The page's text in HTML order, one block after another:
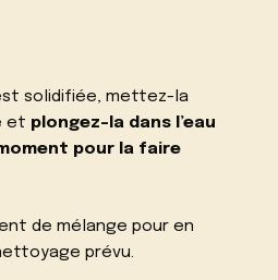
solidifiée, mettez-la
et plongez-la dans l’eau
pour la faire
de mélange pour en
prévu.